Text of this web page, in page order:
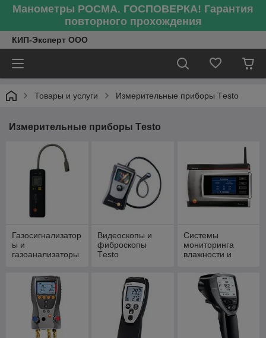
Манометры РОСМА. ГОСПОВЕРКА! Гарантия
повторного прохождения
КИП-Эксперт ООО
Товары и услуги Измерительные приборы Тesto
Измерительные приборы Тesto
Газосигнализатор
ы и
газоанализаторы
Видеоскопы и
фиброскопы
Тesto
Системы
мониторинга
влажности и
Тesto